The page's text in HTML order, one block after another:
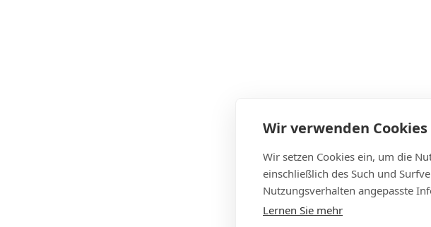
Wir verwenden Cookies
Wir setzen Cookies ein, um die
einschließlich des Such und
Nutzungsverhalten angepasste
Lernen Sie mehr